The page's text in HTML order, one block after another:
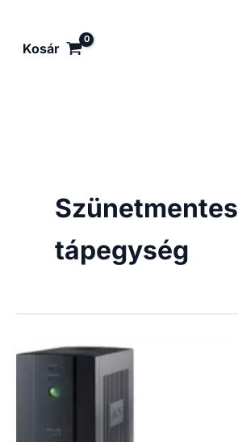
content
Kosár
Szünetmentes
tápegység